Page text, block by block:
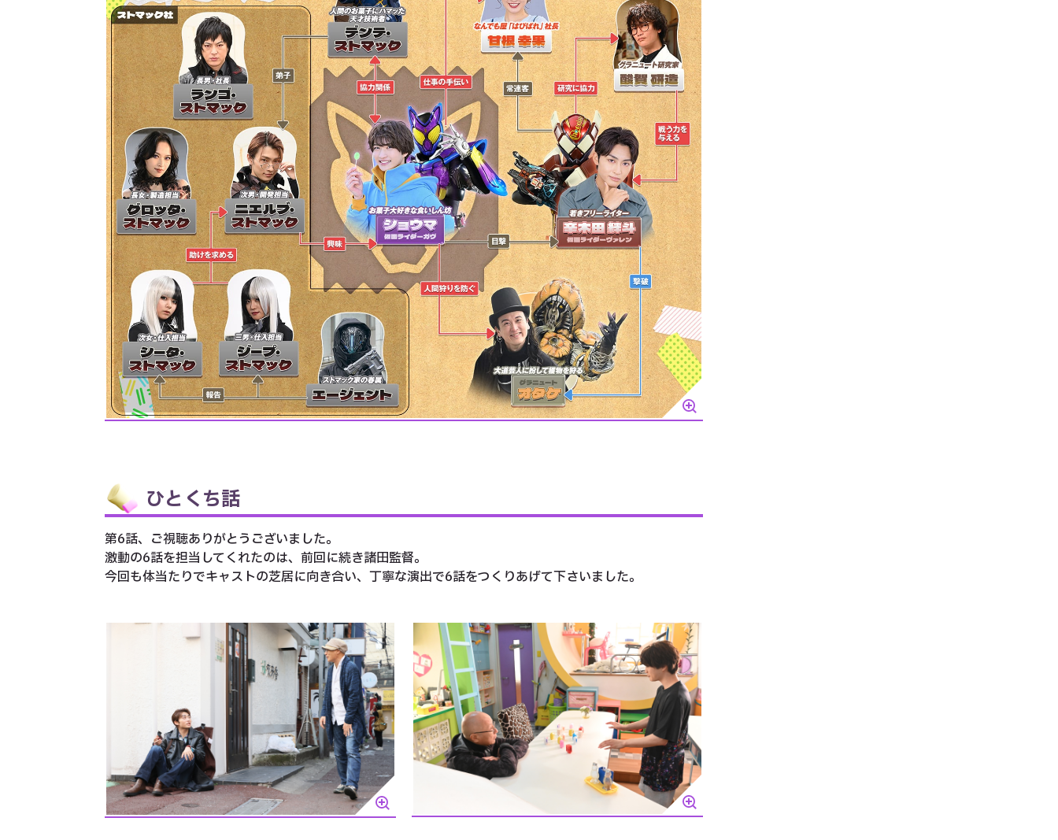
ひとくち話
第6話、ご視聴ありがとうございました。
激動の6話を担当してくれたのは、前回に続き諸田監督。
今回も体当たりでキャストの芝居に向き合い、丁寧な演出で6話をつくりあげて下さいました。